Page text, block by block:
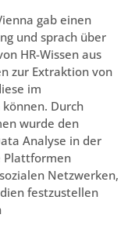
gab einen
und sprach über
HR-Wissen aus
zur Extraktion von
im
Durch
wurde den
Analyse in der
Plattformen
Netzwerken,
festzustellen